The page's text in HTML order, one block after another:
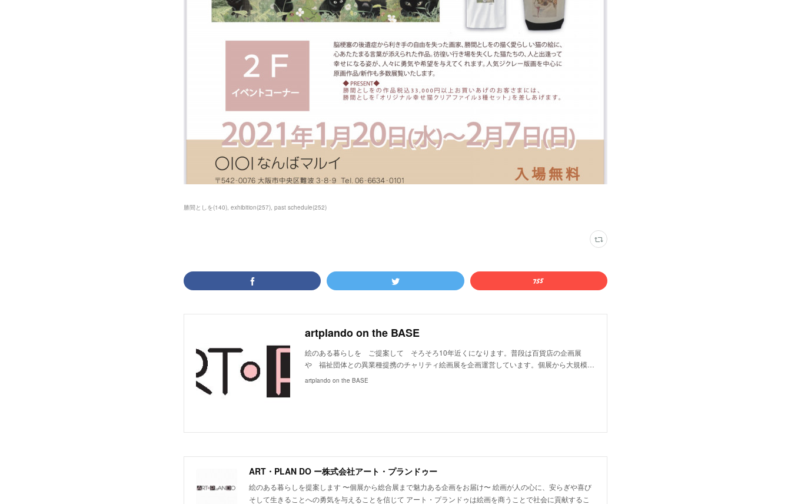
勝間としを(140) exhibition(257) past schedule(252)
artplando on the BASE
絵のある暮らしを ご提案して そろそろ10年近くになります。普段は百貨店の企画展
や 福祉団体との異業種提携のチャリティ絵画展を企画運営しています。個展から大規模…
artplando on the BASE
ART・PLAN DO ー株式会社アート・プランドゥー
絵のある暮らしを提案します 〜個展から総合展まで魅力ある企画をお届け〜 絵画が人の心に、安らぎや喜び
そして生きることへの勇気を与えることを信じて アート・プランドゥは絵画を商うことで社会に貢献するこ